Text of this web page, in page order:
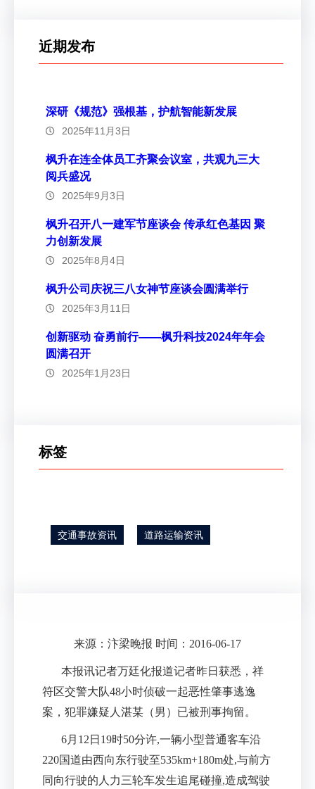
近期发布
深研《规范》强根基，护航智能新发展
2025年11月3日
枫升在连全体员工齐聚会议室，共观九三大
阅兵盛况
2025年9月3日
枫升召开八一建军节座谈会 传承红色基因 聚
力创新发展
2025年8月4日
枫升公司庆祝三八女神节座谈会圆满举行
2025年3月11日
创新驱动 奋勇前行——枫升科技2024年年会
圆满召开
2025年1月23日
标签
交通事故资讯 道路运输资讯
来源：汴梁晚报 时间：2016-06-17
本报讯记者万廷化报道记者昨日获悉，祥
符区交警大队48小时侦破一起恶性肇事逃逸
案，犯罪嫌疑人湛某（男）已被刑事拘留。
6月 12 日 19时50分许,一辆小型普通客车沿
220国道由西向东行驶至535km+180m处,与前方
同向行驶的人力三轮车发生追尾碰撞,造成驾驶